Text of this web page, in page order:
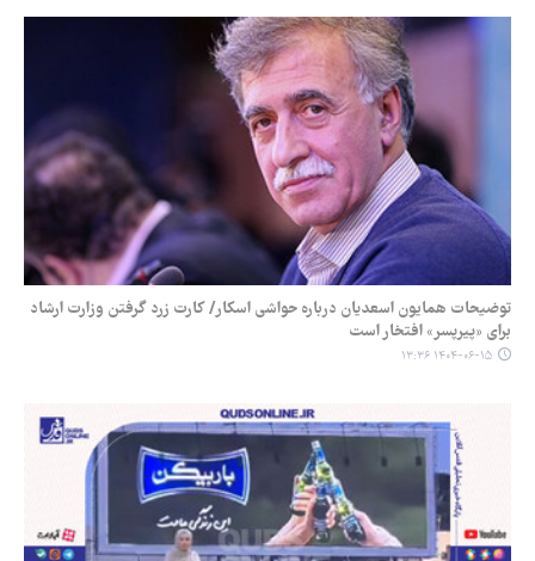
توضیحات همایون اسعدیان درباره حواشی اسکار/ کارت زرد گرفتن وزارت ارشاد
برای «پیرپسر» افتخار است
۱۴۰۴-۰۶-۱۵ ۱۳:۳۶